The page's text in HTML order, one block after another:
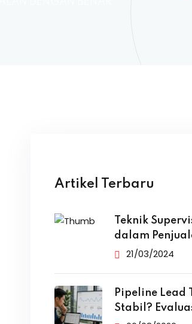
Artikel Terbaru
Teknik
dalam
yang Efektif
21/03/2024
Pipeline Lead
Stabil?